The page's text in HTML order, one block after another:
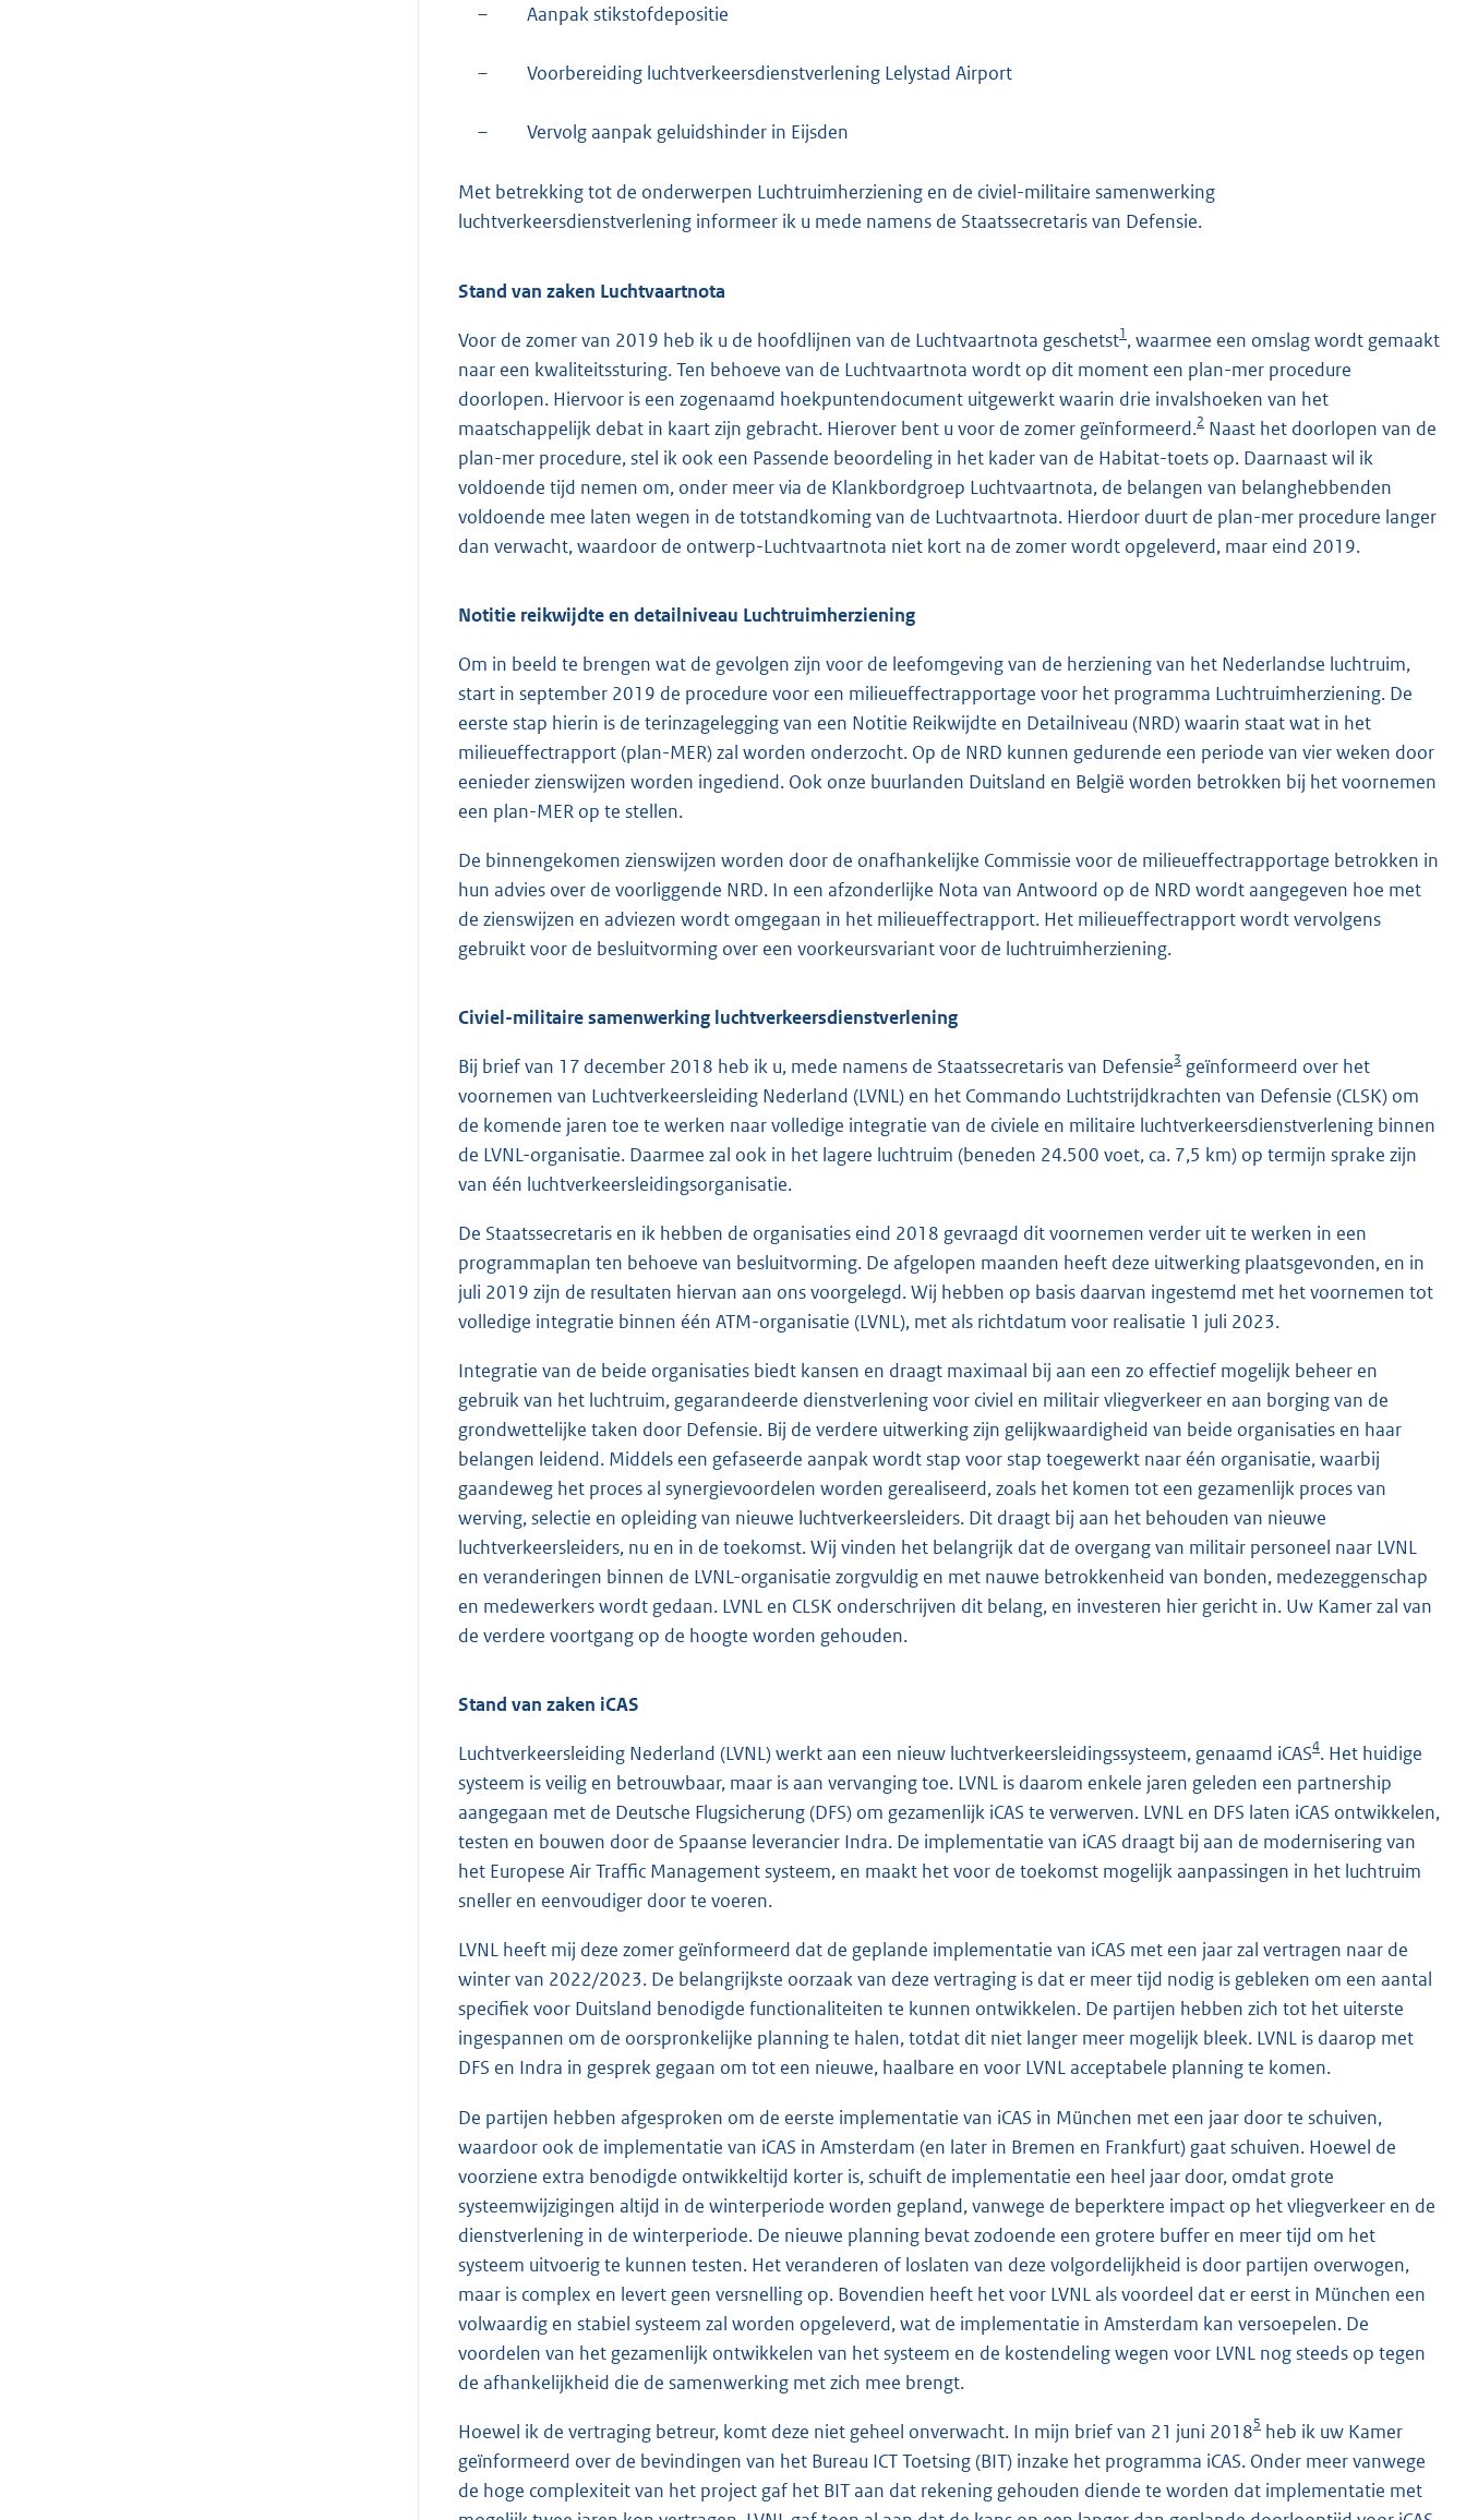
– Aanpak stikstofdepositie
– Voorbereiding luchtverkeersdienstverlening Lelystad Airport
– Vervolg aanpak geluidshinder in Eijsden
Met betrekking tot de onderwerpen Luchtruimherziening en de civiel-militaire samenwerking
luchtverkeersdienstverlening informeer ik u mede namens de Staatssecretaris van Defensie.
Stand van zaken Luchtvaartnota
Voor de zomer van 2019 heb ik u de hoofdlijnen van de Luchtvaartnota geschetst1, waarmee een omslag wordt gemaakt
naar een kwaliteitssturing. Ten behoeve van de Luchtvaartnota wordt op dit moment een plan-mer procedure
doorlopen. Hiervoor is een zogenaamd hoekpuntendocument uitgewerkt waarin drie invalshoeken van het
maatschappelijk debat in kaart zijn gebracht. Hierover bent u voor de zomer geïnformeerd.2 Naast het doorlopen van de
plan-mer procedure, stel ik ook een Passende beoordeling in het kader van de Habitat-toets op. Daarnaast wil ik
voldoende tijd nemen om, onder meer via de Klankbordgroep Luchtvaartnota, de belangen van belanghebbenden
voldoende mee laten wegen in de totstandkoming van de Luchtvaartnota. Hierdoor duurt de plan-mer procedure langer
dan verwacht, waardoor de ontwerp-Luchtvaartnota niet kort na de zomer wordt opgeleverd, maar eind 2019.
Notitie reikwijdte en detailniveau Luchtruimherziening
Om in beeld te brengen wat de gevolgen zijn voor de leefomgeving van de herziening van het Nederlandse luchtruim,
start in september 2019 de procedure voor een milieueffectrapportage voor het programma Luchtruimherziening. De
eerste stap hierin is de terinzagelegging van een Notitie Reikwijdte en Detailniveau (NRD) waarin staat wat in het
milieueffectrapport (plan-MER) zal worden onderzocht. Op de NRD kunnen gedurende een periode van vier weken door
eenieder zienswijzen worden ingediend. Ook onze buurlanden Duitsland en België worden betrokken bij het voornemen
een plan-MER op te stellen.
De binnengekomen zienswijzen worden door de onafhankelijke Commissie voor de milieueffectrapportage betrokken in
hun advies over de voorliggende NRD. In een afzonderlijke Nota van Antwoord op de NRD wordt aangegeven hoe met
de zienswijzen en adviezen wordt omgegaan in het milieueffectrapport. Het milieueffectrapport wordt vervolgens
gebruikt voor de besluitvorming over een voorkeursvariant voor de luchtruimherziening.
Civiel-militaire samenwerking luchtverkeersdienstverlening
Bij brief van 17 december 2018 heb ik u, mede namens de Staatssecretaris van Defensie3 geïnformeerd over het
voornemen van Luchtverkeersleiding Nederland (LVNL) en het Commando Luchtstrijdkrachten van Defensie (CLSK) om
de komende jaren toe te werken naar volledige integratie van de civiele en militaire luchtverkeersdienstverlening binnen
de LVNL-organisatie. Daarmee zal ook in het lagere luchtruim (beneden 24.500 voet, ca. 7,5 km) op termijn sprake zijn
van één luchtverkeersleidingsorganisatie.
De Staatssecretaris en ik hebben de organisaties eind 2018 gevraagd dit voornemen verder uit te werken in een
programmaplan ten behoeve van besluitvorming. De afgelopen maanden heeft deze uitwerking plaatsgevonden, en in
juli 2019 zijn de resultaten hiervan aan ons voorgelegd. Wij hebben op basis daarvan ingestemd met het voornemen tot
volledige integratie binnen één ATM-organisatie (LVNL), met als richtdatum voor realisatie 1 juli 2023.
Integratie van de beide organisaties biedt kansen en draagt maximaal bij aan een zo effectief mogelijk beheer en
gebruik van het luchtruim, gegarandeerde dienstverlening voor civiel en militair vliegverkeer en aan borging van de
grondwettelijke taken door Defensie. Bij de verdere uitwerking zijn gelijkwaardigheid van beide organisaties en haar
belangen leidend. Middels een gefaseerde aanpak wordt stap voor stap toegewerkt naar één organisatie, waarbij
gaandeweg het proces al synergievoordelen worden gerealiseerd, zoals het komen tot een gezamenlijk proces van
werving, selectie en opleiding van nieuwe luchtverkeersleiders. Dit draagt bij aan het behouden van nieuwe
luchtverkeersleiders, nu en in de toekomst. Wij vinden het belangrijk dat de overgang van militair personeel naar LVNL
en veranderingen binnen de LVNL-organisatie zorgvuldig en met nauwe betrokkenheid van bonden, medezeggenschap
en medewerkers wordt gedaan. LVNL en CLSK onderschrijven dit belang, en investeren hier gericht in. Uw Kamer zal van
de verdere voortgang op de hoogte worden gehouden.
Stand van zaken iCAS
Luchtverkeersleiding Nederland (LVNL) werkt aan een nieuw luchtverkeersleidingssysteem, genaamd iCAS4. Het huidige
systeem is veilig en betrouwbaar, maar is aan vervanging toe. LVNL is daarom enkele jaren geleden een partnership
aangegaan met de Deutsche Flugsicherung (DFS) om gezamenlijk iCAS te verwerven. LVNL en DFS laten iCAS ontwikkelen,
testen en bouwen door de Spaanse leverancier Indra. De implementatie van iCAS draagt bij aan de modernisering van
het Europese Air Traffic Management systeem, en maakt het voor de toekomst mogelijk aanpassingen in het luchtruim
sneller en eenvoudiger door te voeren.
LVNL heeft mij deze zomer geïnformeerd dat de geplande implementatie van iCAS met een jaar zal vertragen naar de
winter van 2022/2023. De belangrijkste oorzaak van deze vertraging is dat er meer tijd nodig is gebleken om een aantal
specifiek voor Duitsland benodigde functionaliteiten te kunnen ontwikkelen. De partijen hebben zich tot het uiterste
ingespannen om de oorspronkelijke planning te halen, totdat dit niet langer meer mogelijk bleek. LVNL is daarop met
DFS en Indra in gesprek gegaan om tot een nieuwe, haalbare en voor LVNL acceptabele planning te komen.
De partijen hebben afgesproken om de eerste implementatie van iCAS in München met een jaar door te schuiven,
waardoor ook de implementatie van iCAS in Amsterdam (en later in Bremen en Frankfurt) gaat schuiven. Hoewel de
voorziene extra benodigde ontwikkeltijd korter is, schuift de implementatie een heel jaar door, omdat grote
systeemwijzigingen altijd in de winterperiode worden gepland, vanwege de beperktere impact op het vliegverkeer en de
dienstverlening in de winterperiode. De nieuwe planning bevat zodoende een grotere buffer en meer tijd om het
systeem uitvoerig te kunnen testen. Het veranderen of loslaten van deze volgordelijkheid is door partijen overwogen,
maar is complex en levert geen versnelling op. Bovendien heeft het voor LVNL als voordeel dat er eerst in München een
volwaardig en stabiel systeem zal worden opgeleverd, wat de implementatie in Amsterdam kan versoepelen. De
voordelen van het gezamenlijk ontwikkelen van het systeem en de kostendeling wegen voor LVNL nog steeds op tegen
de afhankelijkheid die de samenwerking met zich mee brengt.
Hoewel ik de vertraging betreur, komt deze niet geheel onverwacht. In mijn brief van 21 juni 20185 heb ik uw Kamer
geïnformeerd over de bevindingen van het Bureau ICT Toetsing (BIT) inzake het programma iCAS. Onder meer vanwege
de hoge complexiteit van het project gaf het BIT aan dat rekening gehouden diende te worden dat implementatie met